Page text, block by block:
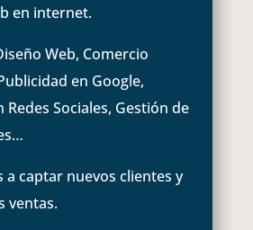
en internet.
Web, Comercio
en Google,
Redes Sociales, Gestión de
a captar nuevos clientes y
ventas.